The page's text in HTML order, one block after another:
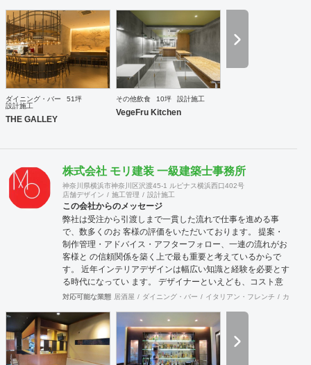
ダイニング・バー
51坪
設計施工
THE GALLEY
その他飲食 10坪 設計施工
VegeFru Kitchen
株式会社 モリ建装 一級建築士事務所
神奈川県横浜市神奈川区沢渡45-1 ルピナス横浜西口402号
店舗デザイン
施工管理 設計施工
この会社からのメッセージ
弊社は受注から引渡しまで一貫した流れで仕事を進める事
で、数多くのお 客様の評価をいただいております。 提案・
制作管理・アドバイス・アフターフォロー、一連の流れがお
客様と の信頼関係を築く上で最も重要と考えているからで
す。 近年インテリアデザインは幅広い知識と経験を必要とす
る時代になってい ます。 デザイナーといえども、コスト意
識・建築・設備・法規、多方面の経験と 知識が要求されま
験豊富なデザイナー、建築士が、数多くの実績をもとに「よ
い仕 事」を提供できるように努力しております。
対応可能な業態 居酒屋 ダイニング・バー イタリアン・フレンチ カフェ